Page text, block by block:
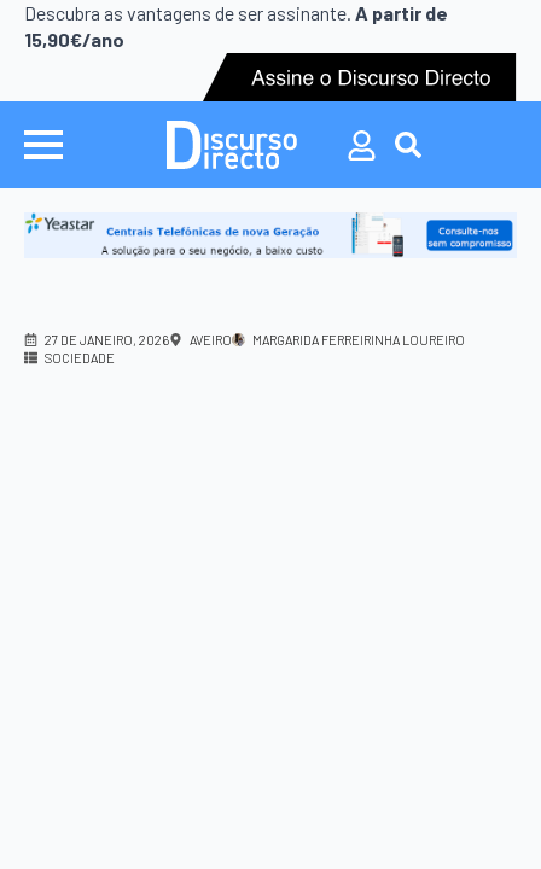
Descubra as vantagens de ser assinante. A partir de
15,90€/ano
Search
for:
Search
27 DE JANEIRO, 2026 AVEIRO
MARGARIDA FERREIRINHA LOUREIRO
SOCIEDADE